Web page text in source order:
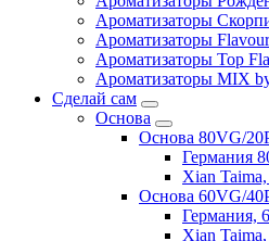
Ароматизаторы
Ароматизаторы
Ароматизаторы Top
Ароматизаторы MIX
Сделай сам
Основа
Основа 80VG/
Германия
Xian
Основа 60VG/
Германия,
Xian